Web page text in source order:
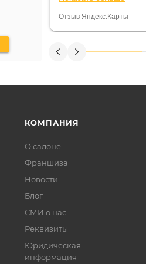
постоянно были на
Считаю, что это
Отзыв Яндекс.Карты
КОМПАНИЯ
О салоне
Франшиза
Новости
Блог
СМИ о нас
Реквизиты
Юридическая
информация